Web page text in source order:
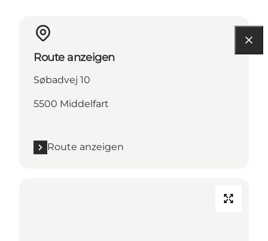
Route anzeigen
Søbadvej 10
5500 Middelfart
Route anzeigen